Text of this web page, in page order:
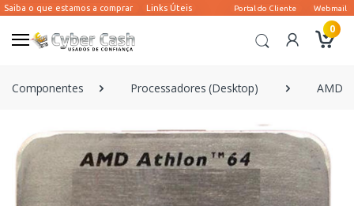
0
Componentes Processadores (Desktop) AMD